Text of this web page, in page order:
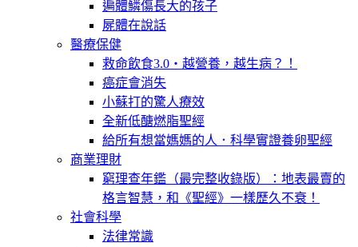
遍體鱗傷長大的孩子
屍體在說話
醫療保健
救命飲食3.0‧越營養，越生病？！
癌症會消失
小蘇打的驚人療效
全新低醣燃脂聖經
給所有想當媽媽的人．科學實證養卵聖經
商業理財
窮理查年鑑（最完整收錄版）：地表最賣的
格言智慧，和《聖經》一樣歷久不衰！
社會科學
法律常識